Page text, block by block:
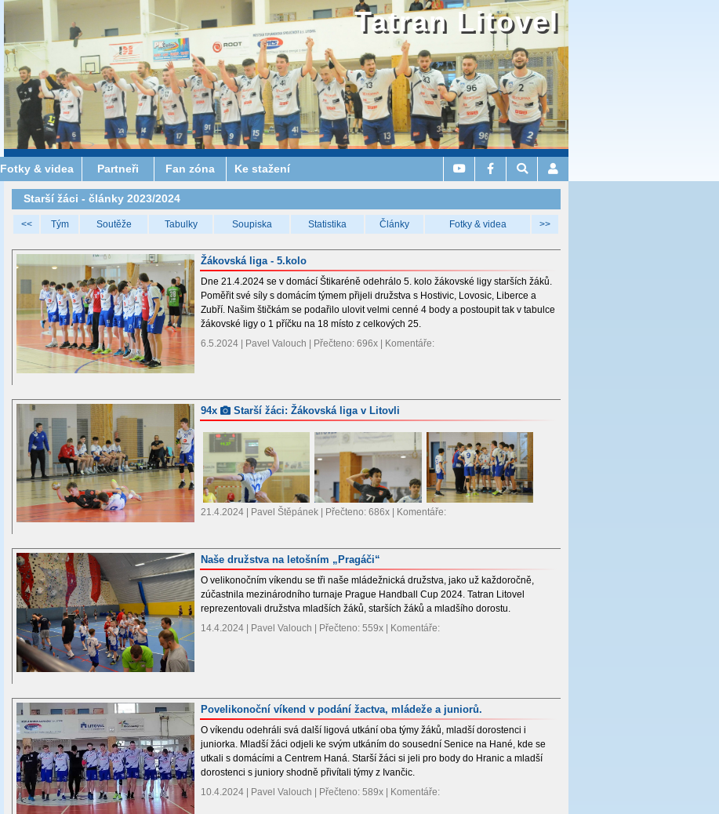
Tatran Litovel
Fotky & videa Partneři Fan zóna Ke stažení
Starší žáci - články 2023/2024
<< Tým Soutěže Tabulky Soupiska Statistika Články Fotky & videa >>
Žákovská liga - 5.kolo
Dne 21.4.2024 se v domácí Štikaréně odehrálo 5. kolo žákovské ligy starších žáků.
Poměřit své síly s domácím týmem přijeli družstva s Hostivic, Lovosic, Liberce a
Zubří. Našim štičkám se podařilo ulovit velmi cenné 4 body a postoupit tak v tabulce
žákovské ligy o 1 příčku na 18 místo z celkových 25.
6.5.2024 | Pavel Valouch | Přečteno: 696x | Komentáře:
94x Starší žáci: Žákovská liga v Litovli
21.4.2024 | Pavel Štěpánek | Přečteno: 686x | Komentáře:
Naše družstva na letošním „Pragáči“
O velikonočním víkendu se tři naše mládežnická družstva, jako už každoročně,
zúčastnila mezinárodního turnaje Prague Handball Cup 2024. Tatran Litovel
reprezentovali družstva mladších žáků, starších žáků a mladšího dorostu.
14.4.2024 | Pavel Valouch | Přečteno: 559x | Komentáře:
Povelikonoční víkend v podání žactva, mládeže a juniorů.
O víkendu odehráli svá další ligová utkání oba týmy žáků, mladší dorostenci i
juniorka. Mladší žáci odjeli ke svým utkáním do sousední Senice na Hané, kde se
utkali s domácími a Centrem Haná. Starší žáci si jeli pro body do Hranic a mladší
dorostenci s juniory shodně přivítali týmy z Ivančic.
10.4.2024 | Pavel Valouch | Přečteno: 589x | Komentáře: